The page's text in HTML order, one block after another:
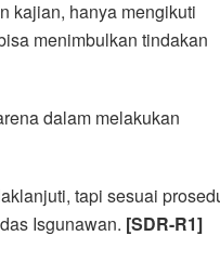
kajian, hanya mengikuti
menimbulkan tindakan
dalam melakukan
tapi sesuai
Isgunawan. [SDR-R1]